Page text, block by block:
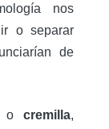
nos
o separar
de
o cremilla,